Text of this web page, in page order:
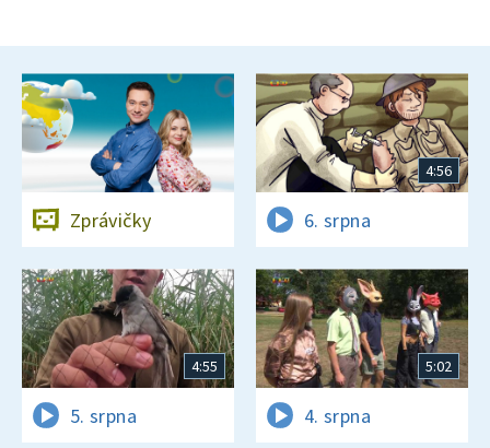
Zprávičky
4:56
6. srpna
4:55
5. srpna
5:02
4. srpna